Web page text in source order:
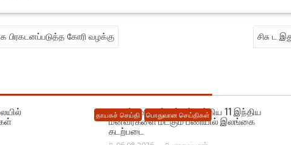
பிரகடனப்படுத்த கோரி வழக்கு சிசு ட
தாயகச் செய்தி பொதுவான செய்திகள்
நெடுந்தீவு கடற்பரப்பில் சிக்கிய 11 இந்திய
மீனவர்களை மீட்கும் பணியில் இலங்கை
கடற்படை